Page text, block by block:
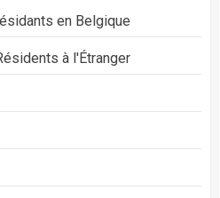
en Belgique
à l'Étranger